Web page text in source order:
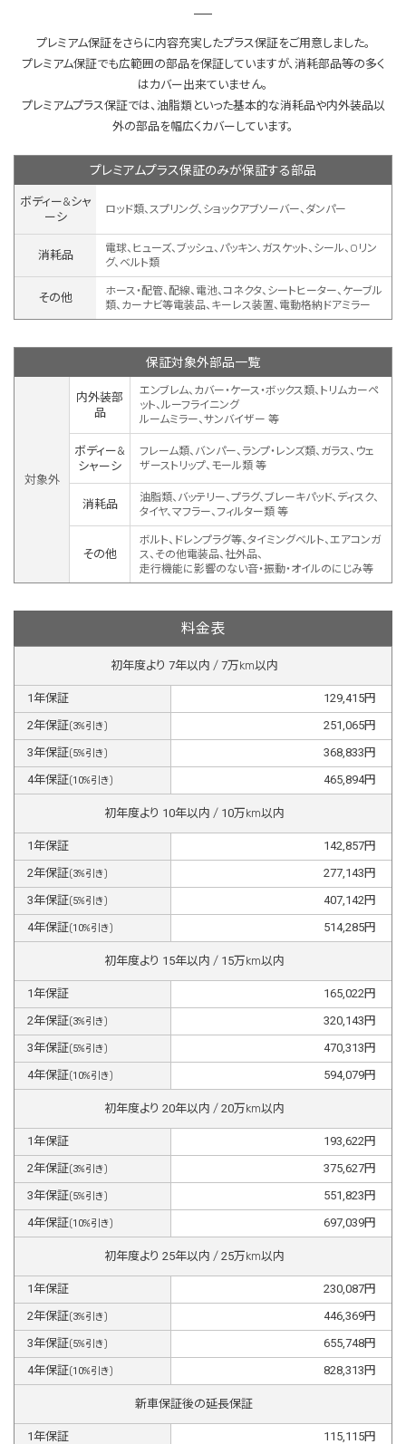
プレミアム保証をさらに内容充実したプラス保証をご用意しました。
プレミアム保証でも広範囲の部品を保証していますが、消耗部品等の多く
はカバー出来ていません。
プレミアムプラス保証では、油脂類といった基本的な消耗品や内外装品以
外の部品を幅広くカバーしています。
プレミアムプラス保証のみが保証する部品
ボディー&シャ
ーシ
ロッド類、スプリング、ショックアブソーバー、ダンパー
消耗品
電球、ヒューズ、ブッシュ、パッキン、ガスケット、シール、Oリン
グ、ベルト類
その他
ホース・配管、配線、電池、コネクタ、シートヒーター、ケーブル
類、カーナビ等電装品、キーレス装置、 電動格納ドアミラー
保証対象外部品一覧
対象外
内外装部
品
エンブレム、カバー・ケース・ボックス類、トリムカーペ
ット、ルーフライニング
ルームミラー、サンバイザー 等
ボディー&
シャーシ
フレーム類、バンパー、ランプ・レンズ類、ガラス、ウェ
ザーストリップ、モール類 等
消耗品
油脂類、バッテリー、プラグ、ブレーキパッド、ディスク、
タイヤ、マフラー、フィルター類 等
その他
ボルト、ドレンプラグ等、タイミングベルト、エアコンガ
ス、その他電装品、社外品、
走行機能に影響のない音・振動・オイルのにじみ等
料金表
初年度より 7年以内 / 7万km以内
1年保証 129,415円
2年保証(3%引き) 251,065円
3年保証(5%引き) 368,833 円
4年保証(10%引き) 465,894円
初年度より 10年以内 / 10万km以内
1年保証 142,857円
2年保証(3%引き) 277,143 円
3年保証(5%引き) 407,142 円
4年保証(10%引き) 514,285円
初年度より 15年以内 / 15万km以内
1年保証 165,022 円
2年保証(3%引き) 320,143 円
3年保証(5%引き) 470,313 円
4年保証(10%引き) 594,079円
初年度より 20年以内 / 20万km以内
1年保証 193,622 円
2年保証(3%引き) 375,627円
3年保証(5%引き) 551,823 円
4年保証(10%引き) 697,039円
初年度より 25年以内 / 25万km以内
1年保証 230,087円
2年保証(3%引き) 446,369円
3年保証(5%引き) 655,748円
4年保証(10%引き) 828,313 円
新車保証後の延長保証
1年保証 115,115円